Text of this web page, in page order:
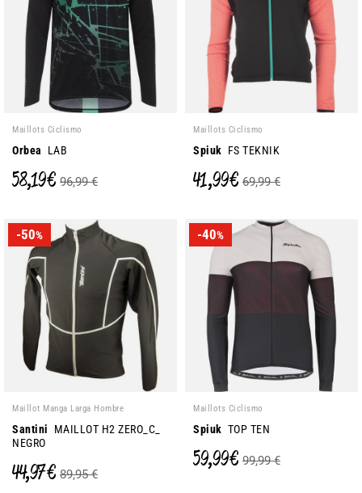
Maillots Ciclismo
Orbea LAB
58,19 € 96,99 €
Maillots Ciclismo
Spiuk FS TEKNIK
41,99 € 69,99 €
-50%
Maillot Manga Larga Hombre
Santini MAILLOT H2 ZERO_C_
NEGRO
44,97 € 89,95 €
-40%
Maillots Ciclismo
Spiuk TOP TEN
59,99 € 99,99 €